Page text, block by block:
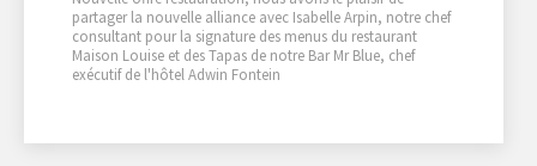
partager la nouvelle alliance avec Isabelle Arpin, notre chef
consultant pour la signature des menus du restaurant
Maison Louise et des Tapas de notre Bar Mr Blue, chef
exécutif de l'hôtel Adwin Fontein